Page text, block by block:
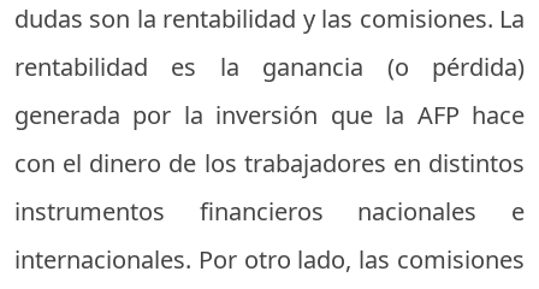
dudas son la rentabilidad y las comisiones. La
rentabilidad es la ganancia (o pérdida)
generada por la inversión que la AFP hace
con el dinero de los trabajadores en distintos
instrumentos financieros nacionales e
internacionales. Por otro lado, las comisiones